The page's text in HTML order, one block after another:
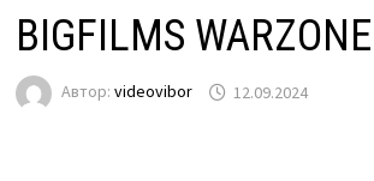
BIGFILMS
Автор: videovibor 12.09.2024